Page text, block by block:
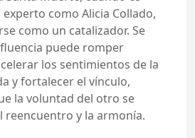
como Alicia Collado,
como un catalizador. Se
puede romper
los sentimientos de la
y fortalecer el vínculo,
la voluntad del otro se
reencuentro y la armonía.